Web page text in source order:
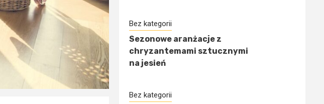
Bez kategorii
Sezonowe aranżacje z
chryzantemami sztucznymi
na jesień
Bez kategorii